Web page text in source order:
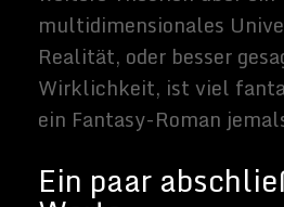
sich rund um
Technik und
Weltraum
dreht.